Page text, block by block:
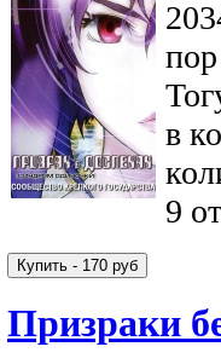
в
9
Призраки